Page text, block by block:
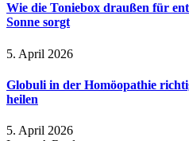
Wie die Toniebox draußen für
Sonne sorgt
5. April 2026
Globuli in der Homöopathie
heilen
5. April 2026